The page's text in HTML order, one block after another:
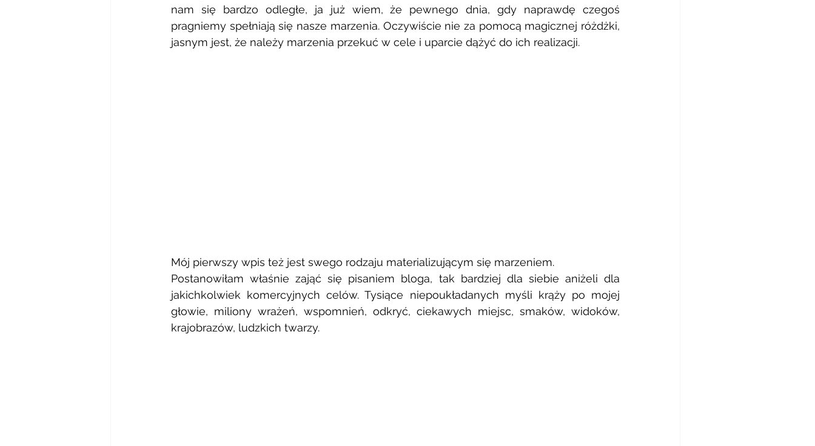
nam się bardzo odległe, ja już wiem, że pewnego dnia, gdy naprawdę czegoś
pragniemy spełniają się nasze marzenia. Oczywiście nie za pomocą magicznej różdżki,
jasnym jest, że należy marzenia przekuć w cele i uparcie dążyć do ich realizacji.
Mój pierwszy wpis też jest swego rodzaju materializującym się marzeniem.
Postanowiłam właśnie zająć się pisaniem bloga, tak bardziej dla siebie aniżeli dla
jakichkolwiek komercyjnych celów. Tysiące niepoukładanych myśli krąży po mojej
głowie, miliony wrażeń, wspomnień, odkryć, ciekawych miejsc, smaków, widoków,
krajobrazów, ludzkich twarzy.